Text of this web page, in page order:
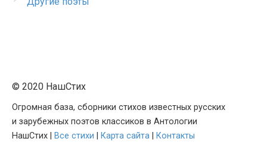
© 2020 НашСтих
Огромная база, сборники стихов известных русских
и зарубежных поэтов классиков в Антологии
НашСтих |
Все стихи Карта сайта Контакты